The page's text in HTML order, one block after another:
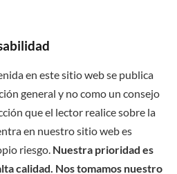
en este sitio web se publica
general y no como un consejo
que el lector realice sobre la
en nuestro sitio web es
riesgo. Nuestra prioridad es
calidad. Nos tomamos nuestro